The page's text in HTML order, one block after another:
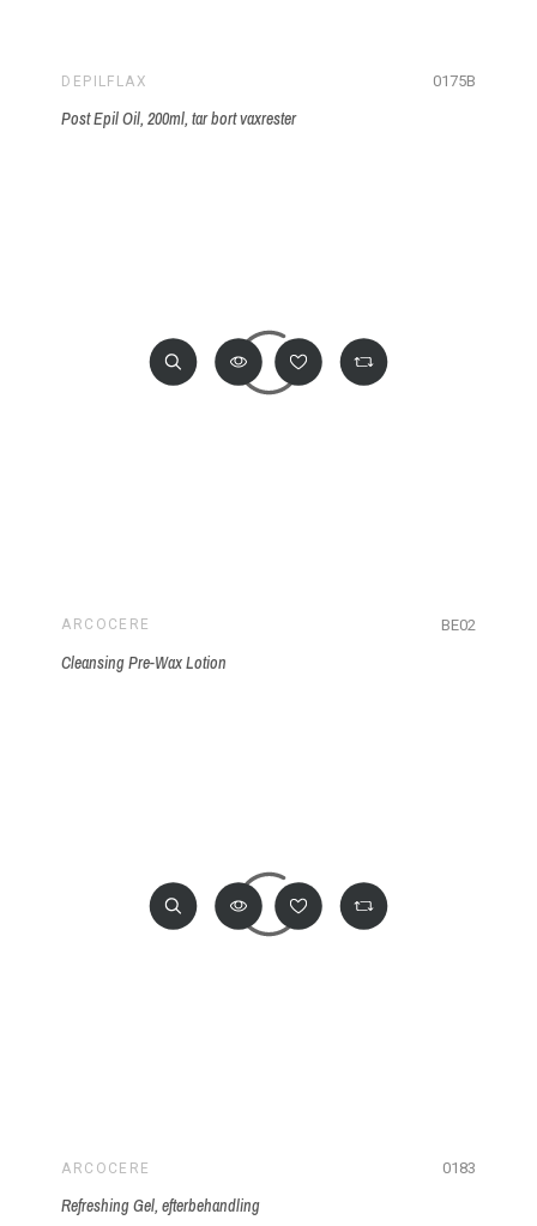
DEPILFLAX 0175B
Post Epil Oil, 200ml, tar bort vaxrester
ARCOCERE BE02
Cleansing Pre-Wax Lotion
ARCOCERE 0183
Refreshing Gel, efterbehandling